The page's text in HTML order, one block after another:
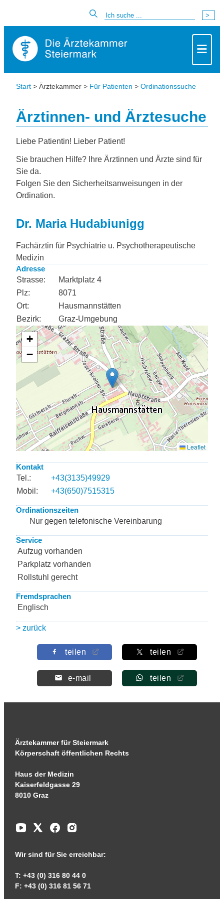
Start > Ärztekammer > Für Patienten > Ordinationssuche
Ärztinnen- und Ärztesuche
Liebe Patientin! Lieber Patient!
Sie brauchen Hilfe? Ihre Ärztinnen und Ärzte sind für
Sie da.
Folgen Sie den Sicherheitsanweisungen in der
Ordination.
Dr. Maria Hudabiunigg
Fachärztin für Psychiatrie u. Psychotherapeutische
Medizin
Adresse
Strasse:
Marktplatz 4
Plz:
8071
Ort:
Hausmannstätten
Bezirk:
Graz-Umgebung
Kontakt
Tel.:
+43(3135)49929
Mobil:
+43(650)7515315
Ordinationszeiten
Nur gegen telefonische Vereinbarung
Service
Aufzug vorhanden
Parkplatz vorhanden
Rollstuhl gerecht
Fremdsprachen
Englisch
> zurück
teilen teilen
e-mail teilen
Ärztekammer für Steiermark
Körperschaft öffentlichen Rechts
Haus der Medizin
Kaiserfeldgasse 29
8010 Graz
Wir sind für Sie erreichbar:
T: +43 (0) 316 80 44 0
F: +43 (0) 316 81 56 71